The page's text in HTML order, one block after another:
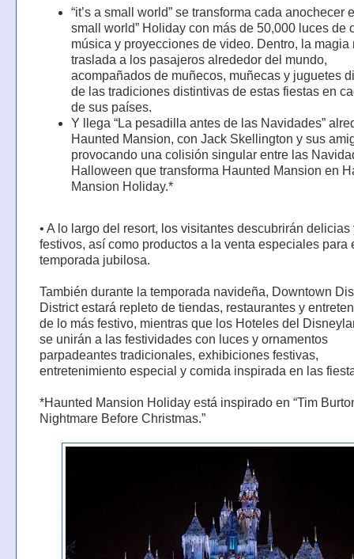
“it’s a small world” se transforma cada anochecer
small world” Holiday con más de 50,000 luces de
música y proyecciones de video. Dentro, la magia
traslada a los pasajeros alrededor del mundo,
acompañados de muñecos, muñecas y juguetes
de las tradiciones distintivas de estas fiestas en
de sus países.
Y llega “La pesadilla antes de las Navidades”
Haunted Mansion, con Jack Skellington y sus
provocando una colisión singular entre las
Halloween que transforma Haunted Mansion en
Mansion Holiday.*
• A lo largo del resort, los visitantes descubrirán delicias
festivos, así como productos a la venta especiales para
temporada jubilosa.
También durante la temporada navideña, Downtown
District estará repleto de tiendas, restaurantes y
de lo más festivo, mientras que los Hoteles del
se unirán a las festividades con luces y ornamentos
parpadeantes tradicionales, exhibiciones festivas,
entretenimiento especial y comida inspirada en las
*Haunted Mansion Holiday está inspirado en “Tim
Nightmare Before Christmas.”